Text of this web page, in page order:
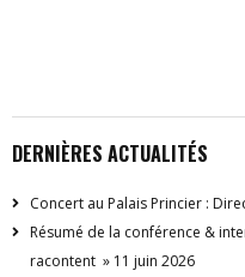
DERNIÈRES ACTUALITÉS
Concert au Palais Princier :
Résumé de la conférence &
racontent » 11 juin 2026